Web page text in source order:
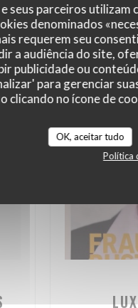
seus parceiros utilizam
denominados
requerem seu
a audiência do site,
publicidade ou
para gerenciar
clicando no ícone de
OK, aceitar tudo
Política